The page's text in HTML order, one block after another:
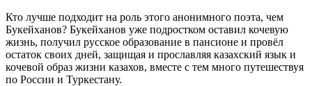
Кто лучше подходит на роль этого анонимного поэта, чем
Букейханов? Букейханов уже подростком оставил кочевую
жизнь, получил русское образование в пансионе и провёл
остаток своих дней, защищая и прославляя казахский язык и
кочевой образ жизни казахов, вместе с тем много путешествуя
по России и Туркестану.